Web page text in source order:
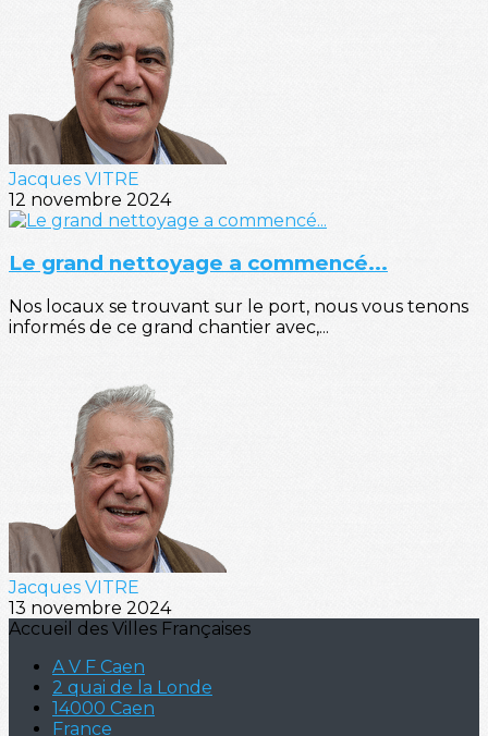
Jacques VITRE
12 novembre 2024
Le grand nettoyage a commencé...
Nos locaux se trouvant sur le port, nous vous tenons
informés de ce grand chantier avec,...
Jacques VITRE
13 novembre 2024
Accueil des Villes Françaises
A V F Caen
2 quai de la Londe
14000 Caen
France